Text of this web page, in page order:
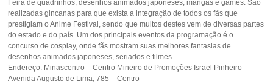
Feira de quadrinhos, desenhos animados japoneses, mangás e games. São
realizadas gincanas para que exista a integração de todos os fãs que
prestigiam o Anime Festival, sendo que muitos destes vem de diversas partes
do estado e do país. Um dos principais eventos da programação é o
concurso de cosplay, onde fãs mostram suas melhores fantasias de
desenhos animados japoneses, seriados e filmes.
Endereço: Minascentro – Centro Mineiro de Promoções Israel Pinheiro –
Avenida Augusto de Lima, 785 – Centro